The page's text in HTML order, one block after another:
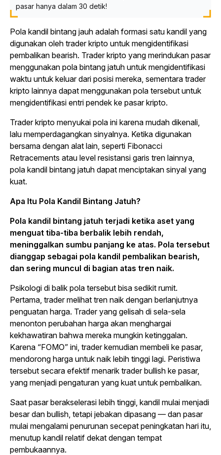
pasar hanya dalam 30 detik!
Pola kandil bintang jauh adalah formasi satu kandil yang
digunakan oleh traderkripto untuk mengidentifikasi
pembalikan bearish. Traderkripto yang merindukan pasar
menggunakan pola bintang jatuh untuk mengidentifikasi
waktu untuk keluar dari posisi mereka, sementara trader
kripto lainnya dapat menggunakan pola tersebut untuk
mengidentifikasi entri pendek ke pasar kripto.
Traderkripto menyukai pola ini karena mudah dikenali,
lalu memperdagangkan sinyalnya. Ketika digunakan
bersama dengan alat lain, seperti Fibonacci
Retracements atau level resistansi garis tren lainnya,
pola kandil bintang jatuh dapat menciptakan sinyal yang
kuat.
Apa Itu Pola Kandil Bintang Jatuh?
Pola kandil bintang jatuh terjadi ketika aset yang
menguat tiba-tiba berbalik lebih rendah,
meninggalkan sumbu panjang ke atas. Pola tersebut
dianggap sebagai pola kandil pembalikan bearish,
dan sering muncul di bagian atas tren naik.
Psikologi di balik pola tersebut bisa sedikit rumit.
Pertama, tradermelihat tren naik dengan berlanjutnya
penguatan harga. Traderyang gelisah di sela-sela
menonton perubahan harga akan menghargai
kekhawatiran bahwa mereka mungkin ketinggalan.
Karena “FOMO” ini, traderkemudian membeli ke pasar,
mendorong harga untuk naik lebih tinggi lagi. Peristiwa
tersebut secara efektif menarik trader bullish ke pasar,
yang menjadi pengaturan yang kuat untuk pembalikan.
Saat pasar berakselerasi lebih tinggi, kandil mulai menjadi
besar dan bullish, tetapi jebakan dipasang — dan pasar
mulai mengalami penurunan secepat peningkatan hari itu,
menutup kandil relatif dekat dengan tempat
pembukaannya.